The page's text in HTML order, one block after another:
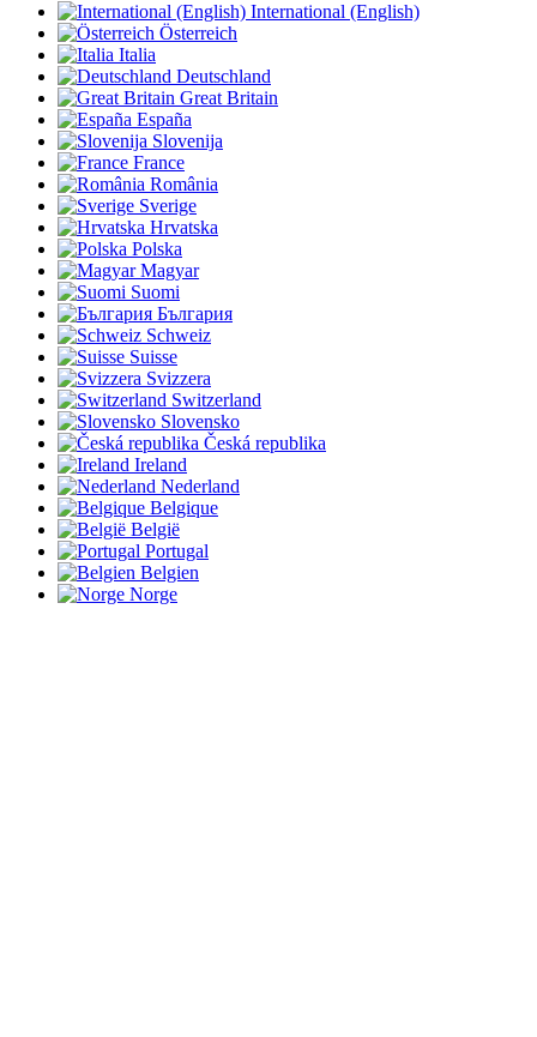
International (English)
Österreich
Italia
Deutschland
Great Britain
España
Slovenija
France
România
Sverige
Hrvatska
Polska
Magyar
Suomi
България
Schweiz
Suisse
Svizzera
Switzerland
Slovensko
Česká republika
Ireland
Nederland
Belgique
België
Portugal
Belgien
Norge